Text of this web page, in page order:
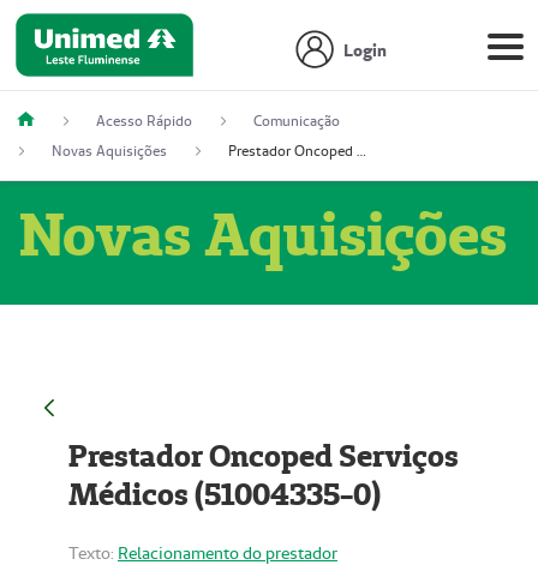
Login
Acesso Rápido
Comunicação
Novas Aquisições
Prestador Oncoped Serviços Médicos (51004335-0)
Novas Aquisições
Prestador Oncoped Serviços
Médicos (51004335-0)
Texto: Relacionamento do prestador